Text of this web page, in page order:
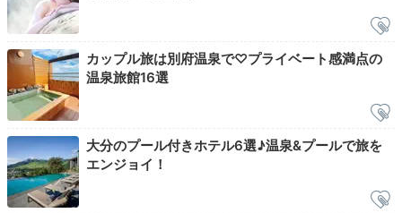
「楓」で、海鮮やステーキが出る豊後コースを堪能。ラ
イブ感があり、シェフとの対話も楽しみながら口福時間
となりました。全体的に量がちょうどよかったです◎
カップル旅は別府温泉で♡プライベート感満点の
温泉旅館16選
大分のプール付きホテル6選♪温泉&プールで旅を
エンジョイ！